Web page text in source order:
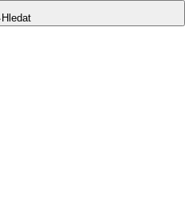
Hledat